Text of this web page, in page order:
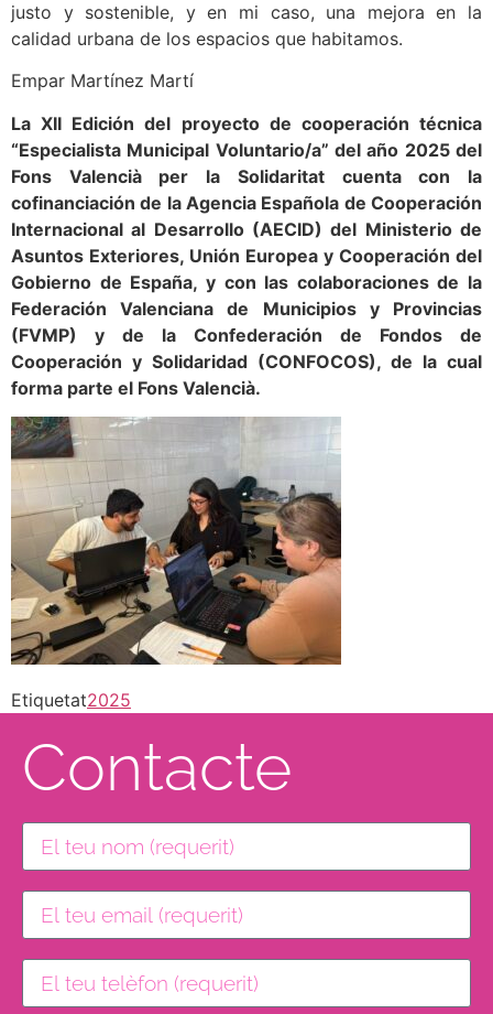
justo y sostenible, y en mi caso, una mejora en la
calidad urbana de los espacios que habitamos.
Empar Martínez Martí
La XII Edición del proyecto de cooperación técnica
“Especialista Municipal Voluntario/a” del año 2025 del
Fons Valencià per la Solidaritat cuenta con la
cofinanciación de la Agencia Española de Cooperación
Internacional al Desarrollo (AECID) del Ministerio de
Asuntos Exteriores, Unión Europea y Cooperación del
Gobierno de España, y con las colaboraciones de la
Federación Valenciana de Municipios y Provincias
(FVMP) y de la Confederación de Fondos de
Cooperación y Solidaridad (CONFOCOS), de la cual
forma parte el Fons Valencià.
Etiquetat2025
Contacte